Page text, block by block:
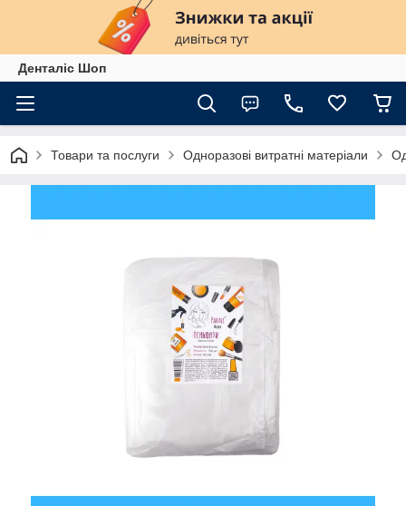
Денталіс Шоп
Товари та послуги Одноразові витратні матеріали